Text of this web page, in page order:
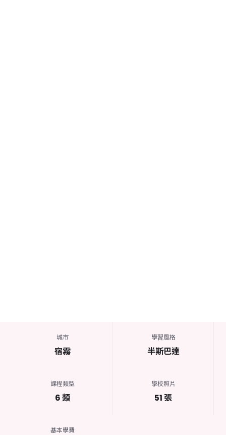
城市
宿霧
學習風格
半斯巴達
課程類型
6 類
學校照片
51 張
基本學費